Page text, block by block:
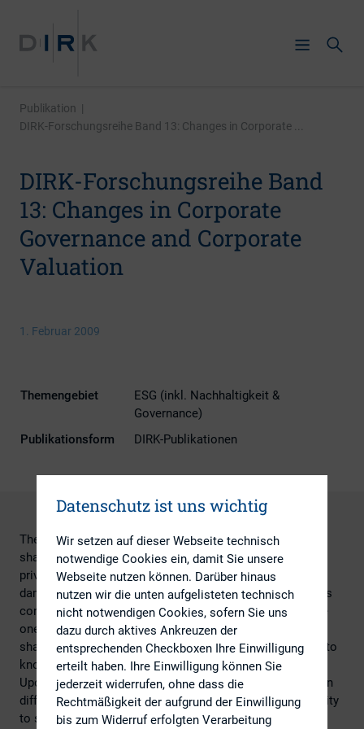
Publikation |
DIRK-Forschungsreihe Band 13: Changes in Corporate ...
DIRK-Forschungsreihe Band
13: Changes in Corporate
Governance and Corporate
Valuation
1. Februar 2009
Themengebiet
ESG (inkl. Nachhaltigkeit &
Governance)
Publikationsform
DIRK-Publikationen
The public debate about corporate governance and
shareholder activism was boosted by the labeling of
private-equity-investors as „locusts“ causing extensive
damage and thus requiring more regulatory efforts. In this
context the academic discussion faces two facts: On the
one hand, it is necessary to consider large and active
shareholders, but on the other hand it is more important to
know and determine who they are.
Upon this starting point the present dissertation works on
different research questions: How is a blockholder’s ability
to solve the agency problem between managers and
Datenschutz ist uns wichtig
Wir setzen auf dieser Webseite technisch
notwendige Cookies ein, damit Sie unsere
Webseite nutzen können. Darüber hinaus
nutzen wir die unten aufgelisteten technisch
nicht notwendigen Cookies, sofern Sie uns
dazu durch aktives Ankreuzen der
entsprechenden Checkboxen Ihre Einwilligung
erteilt haben. Ihre Einwilligung können Sie
jederzeit widerrufen, ohne dass die
Rechtmäßigkeit der aufgrund der Einwilligung
bis zum Widerruf erfolgten Verarbeitung